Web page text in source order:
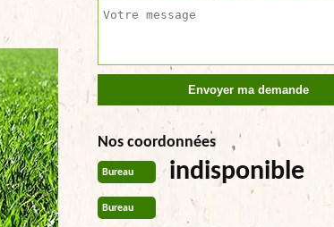
Nos coordonnées
Bureau indisponible
Bureau